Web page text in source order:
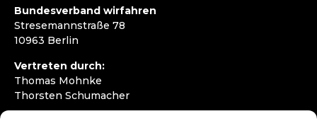
Bundesverband wirfahren
Stresemannstraße 78
10963 Berlin
Vertreten durch:
Thomas Mohnke
Thorsten Schumacher